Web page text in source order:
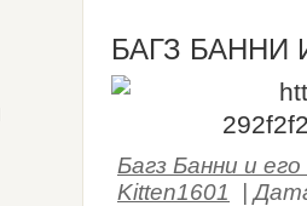
БАГЗ БАННИ
Багз Банни и его
Kitten1601
|